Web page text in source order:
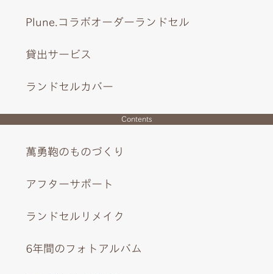
Plune.コラボオーダーランドセル
貸出サービス
ランドセルカバー
Contents
萬勇鞄のものづくり
アフターサポート
ランドセルリメイク
6年間のフォトアルバム